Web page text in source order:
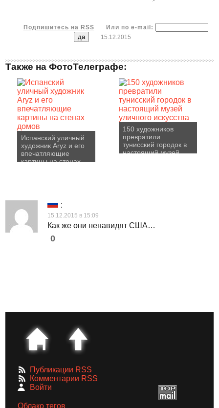
Подпишитесь на RSS
Или по e-mail:
15.12.2015
Также на ФотоТелеграфе:
Испанский уличный
художник Aryz и его
впечатляющие
картины на стенах
150 художников
превратили
тунисский городок в
настоящий музей
:
15.12.2015 в 15:09
Как же они ненавидят США…
0
Публикации RSS
Комментарии RSS
Войти
Облако тегов